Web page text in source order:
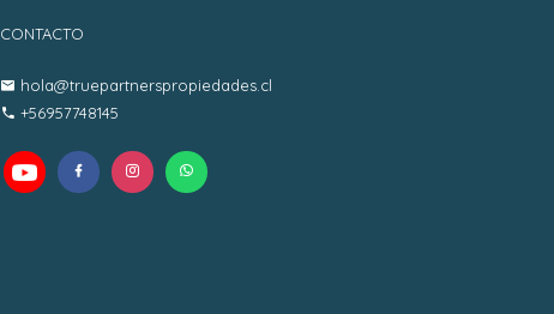
CONTACTO
hola@truepartnerspropiedades.cl
+56957748145